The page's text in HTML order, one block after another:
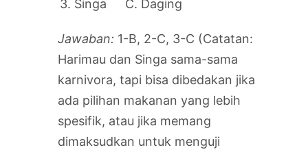
3. Singa
C. Daging
Jawaban: 1-B, 2-C, 3-C (Catatan:
Harimau dan Singa sama-sama
karnivora, tapi bisa dibedakan jika
ada pilihan makanan yang lebih
spesifik, atau jika memang
dimaksudkan untuk menguji